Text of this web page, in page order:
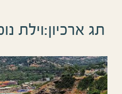
תג ארכיון:וילת